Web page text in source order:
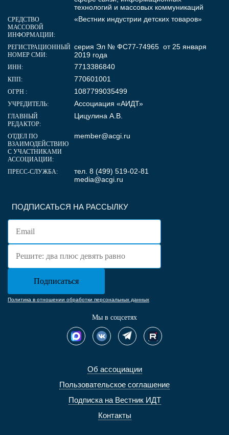
Об ассоциации
Пользовательское соглашение
Подписка на Вестник ИДТ
Контакты
ПОДПИСАТЬСЯ НА РАССЫЛКУ
Политика в отношении обработки персональных данных
Мы в соцсетях
технологий и массовых коммуникаций
СРЕДСТВО
МАССОВОЙ
ИНФОРМАЦИИ:
«Вестник индустрии детских товаров»
РЕГИСТРАЦИОННЫЙ
НОМЕР СМИ:
серия Эл № ФС77-74965 от 25 января
2019 года
ИНН: 7713386840
КПП: 770601001
ОГРН : 1087799035499
УЧРЕДИТЕЛЬ: Ассоциация «АИДТ»
ГЛАВНЫЙ
РЕДАКТОР:
Цицулина А.В.
ОТДЕЛ ПО
ВЗАИМОДЕЙСТВИЮ
С УЧАСТНИКАМИ
АССОЦИАЦИИ:
member@acgi.ru
ПРЕСС-СЛУЖБА:
тел. 8 (499) 519-02-81
media@acgi.ru